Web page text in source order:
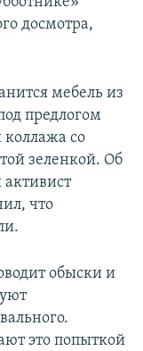
досмотра,
мебель из
предлогом
коллажа со
зеленкой. Об
что
обыски и
это попыткой